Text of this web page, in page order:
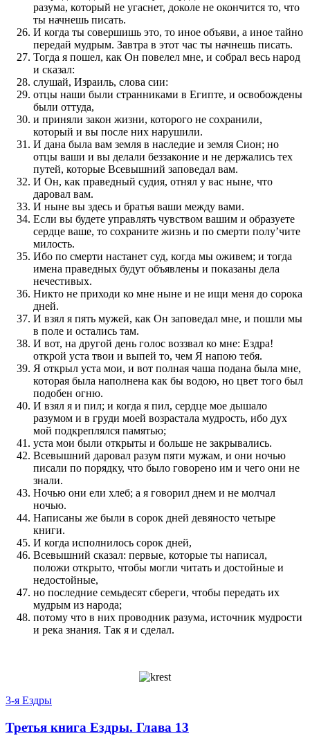
разума, который не угаснет, доколе не окончится то, что
ты начнешь писать.
И когда ты совершишь это, то иное объяви, а иное тайно
передай мудрым. Завтра в этот час ты начнешь писать.
Тогда я пошел, как Он повелел мне, и собрал весь народ
и сказал:
слушай, Израиль, слова сии:
отцы наши были странниками в Египте, и освобождены
были оттуда,
и приняли закон жизни, которого не сохранили,
который и вы после них нарушили.
И дана была вам земля в наследие и земля Сион; но
отцы ваши и вы делали беззаконие и не держались тех
путей, которые Всевышний заповедал вам.
И Он, как праведный судия, отнял у вас ныне, что
даровал вам.
И ныне вы здесь и братья ваши между вами.
Если вы будете управлять чувством вашим и образуете
сердце ваше, то сохраните жизнь и по смерти полу’чите
милость.
Ибо по смерти настанет суд, когда мы оживем; и тогда
имена праведных будут объявлены и показаны дела
нечестивых.
Никто не приходи ко мне ныне и не ищи меня до сорока
дней.
И взял я пять мужей, как Он заповедал мне, и пошли мы
в поле и остались там.
И вот, на другой день голос воззвал ко мне: Ездра!
открой уста твои и выпей то, чем Я напою тебя.
Я открыл уста мои, и вот полная чаша подана была мне,
которая была наполнена как бы водою, но цвет того был
подобен огню.
И взял я и пил; и когда я пил, сердце мое дышало
разумом и в груди моей возрастала мудрость, ибо дух
мой подкреплялся памятью;
уста мои были открыты и больше не закрывались.
Всевышний даровал разум пяти мужам, и они ночью
писали по порядку, что было говорено им и чего они не
знали.
Ночью они ели хлеб; а я говорил днем и не молчал
ночью.
Написаны же были в сорок дней девяносто четыре
книги.
И когда исполнилось сорок дней,
Всевышний сказал: первые, которые ты написал,
положи открыто, чтобы могли читать и достойные и
недостойные,
но последние семьдесят сбереги, чтобы передать их
мудрым из народа;
потому что в них проводник разума, источник мудрости
и река знания. Так я и сделал.
3-я Ездры
Третья книга Ездры. Глава 13